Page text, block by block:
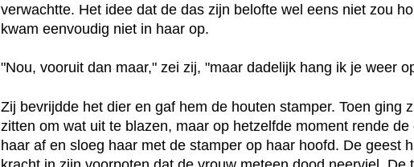
verwachtte. Het idee dat de das zijn belofte wel eens niet zou
kwam eenvoudig niet in haar op.
"Nou, vooruit dan maar," zei zij, "maar dadelijk hang ik je weer
Zij bevrijdde het dier en gaf hem de houten stamper. Toen ging
zitten om wat uit te blazen, maar op hetzelfde moment rende de
haar af en sloeg haar met de stamper op haar hoofd. De geest